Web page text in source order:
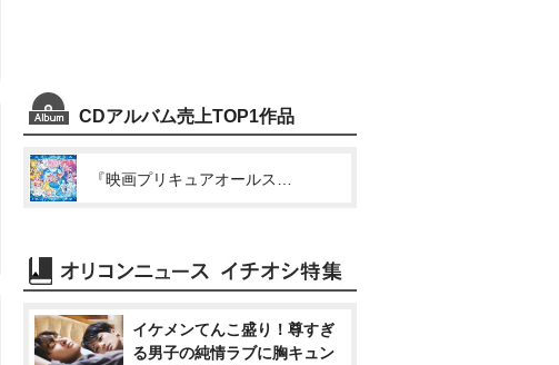
CDアルバム売上TOP1作品
イケメンてんこ盛り！尊すぎ
る男子の純情ラブに胸キュン